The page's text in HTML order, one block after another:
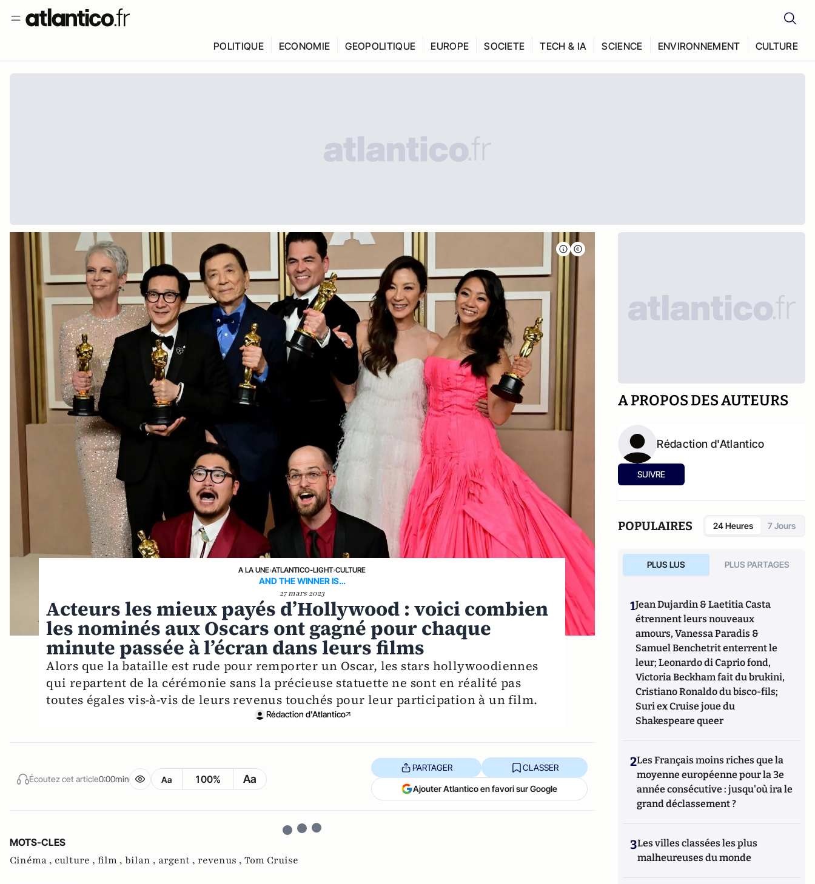
POLITIQUE ECONOMIE GEOPOLITIQUE EUROPE SOCIETE TECH & IA SCIENCE ENVIRONNEMENT CULTURE
A LA UNE›ATLANTICO-LIGHT›CULTURE
AND THE WINNER IS…
27 mars 2023
Acteurs les mieux payés d’Hollywood : voici combien
les nominés aux Oscars ont gagné pour chaque
minute passée à l’écran dans leurs films
Alors que la bataille est rude pour remporter un Oscar, les stars hollywoodiennes
qui repartent de la cérémonie sans la précieuse statuette ne sont en réalité pas
toutes égales vis-à-vis de leurs revenus touchés pour leur participation à un film.
Rédaction d'Atlantico
Écoutez cet article0:00min Aa 100% Aa
PARTAGER CLASSER
Ajouter Atlantico en favori sur Google
MOTS-CLES
Cinéma , culture , film , bilan , argent , revenus , Tom Cruise
A PROPOS DES AUTEURS
Rédaction d'Atlantico
SUIVRE
POPULAIRES 24 Heures 7 Jours
PLUS LUS PLUS PARTAGES
1Jean Dujardin & Laetitia Casta
étrennent leurs nouveaux
amours, Vanessa Paradis &
Samuel Benchetrit enterrent le
leur; Leonardo di Caprio fond,
Victoria Beckham fait du brukini,
Cristiano Ronaldo du bisco-fils;
Suri ex Cruise joue du
Shakespeare queer
2Les Français moins riches que la
moyenne européenne pour la 3e
année consécutive : jusqu'où ira le
grand déclassement ?
3Les villes classées les plus
malheureuses du monde